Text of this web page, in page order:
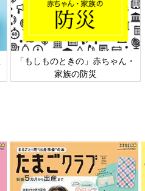
「もしものときの」赤ちゃん・
家族の防災